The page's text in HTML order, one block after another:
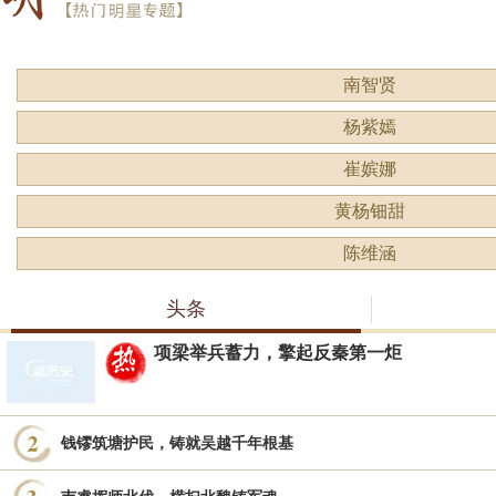
南智贤
杨紫嫣
崔嫔娜
黄杨钿甜
陈维涵
头条
项梁举兵蓄力，擎起反秦第一炬
钱镠筑塘护民，铸就吴越千年根基